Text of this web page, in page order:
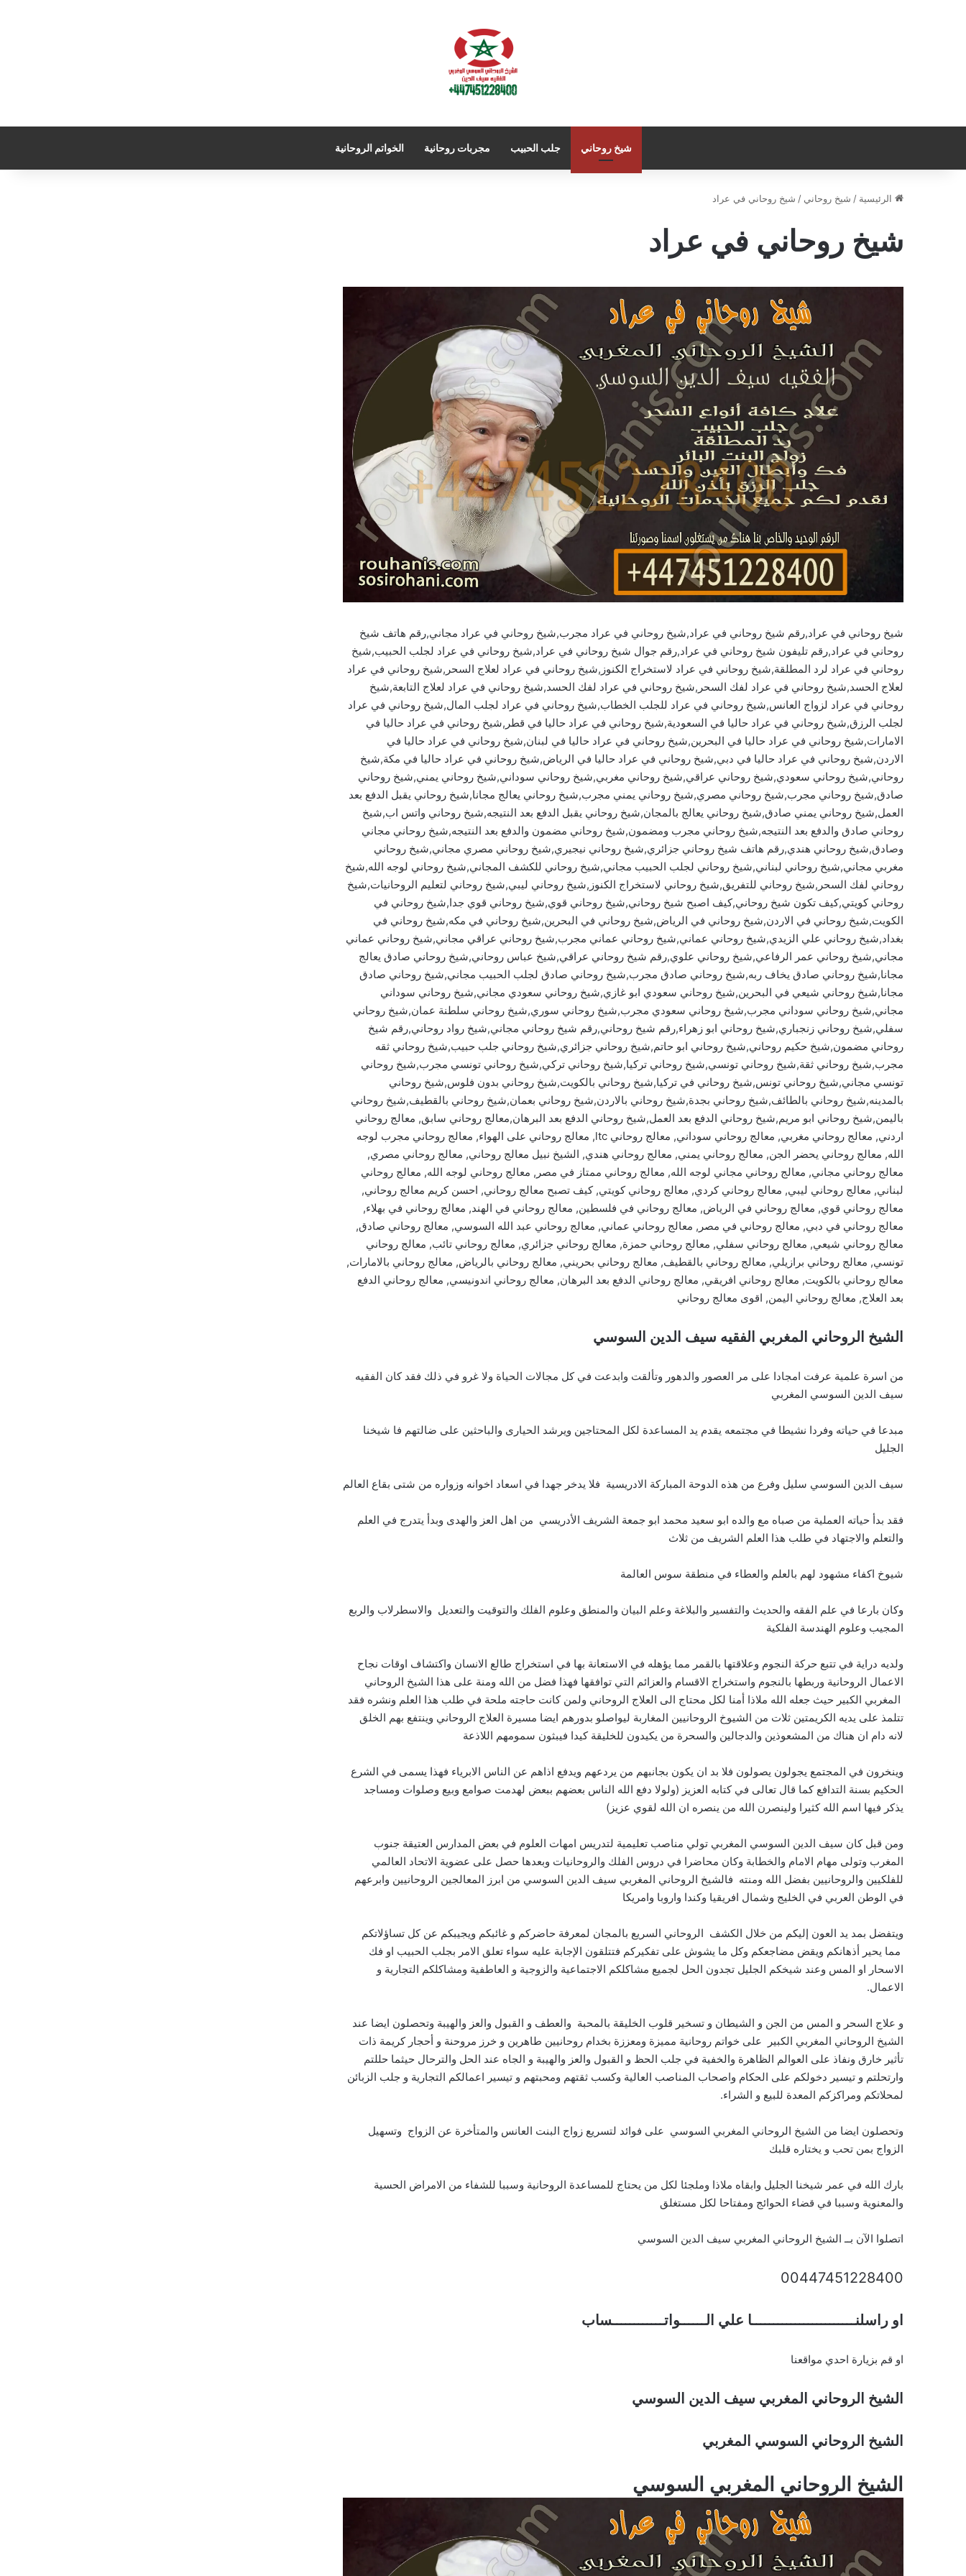
شيخ روحاني جلب الحبيب مجربات روحانية الخواتم الروحانية
الرئيسية / شيخ روحاني / شيخ روحاني في عراد
شيخ روحاني في عراد
شيخ روحاني في عراد,رقم شيخ روحاني في عراد,شيخ روحاني في عراد مجرب,شيخ روحاني في عراد مجاني,رقم هاتف شيخ
روحاني في عراد,رقم تليفون شيخ روحاني في عراد,رقم جوال شيخ روحاني في عراد,شيخ روحاني في عراد لجلب الحبيب,شيخ
روحاني في عراد لرد المطلقة,شيخ روحاني في عراد لاستخراج الكنوز,شيخ روحاني في عراد لعلاج السحر,شيخ روحاني في عراد
لعلاج الحسد,شيخ روحاني في عراد لفك السحر,شيخ روحاني في عراد لفك الحسد,شيخ روحاني في عراد لعلاج التابعة,شيخ
روحاني في عراد لزواج العانس,شيخ روحاني في عراد للجلب الخطاب,شيخ روحاني في عراد لجلب المال,شيخ روحاني في عراد
لجلب الرزق,شيخ روحاني في عراد حاليا في السعودية,شيخ روحاني في عراد حاليا في قطر,شيخ روحاني في عراد حاليا في
الامارات,شيخ روحاني في عراد حاليا في البحرين,شيخ روحاني في عراد حاليا في لبنان,شيخ روحاني في عراد حاليا في
الاردن,شيخ روحاني في عراد حاليا في دبي,شيخ روحاني في عراد حاليا في الرياض,شيخ روحاني في عراد حاليا في مكة,شيخ
روحاني,شيخ روحاني سعودي,شيخ روحاني عراقي,شيخ روحاني مغربي,شيخ روحاني سوداني,شيخ روحاني يمني,شيخ روحاني
صادق,شيخ روحاني مجرب,شيخ روحاني مصري,شيخ روحاني يمني مجرب,شيخ روحاني يعالج مجانا,شيخ روحاني يقبل الدفع بعد
العمل,شيخ روحاني يمني صادق,شيخ روحاني يعالج بالمجان,شيخ روحاني يقبل الدفع بعد النتيجه,شيخ روحاني واتس اب,شيخ
روحاني صادق والدفع بعد النتيجه,شيخ روحاني مجرب ومضمون,شيخ روحاني مضمون والدفع بعد النتيجه,شيخ روحاني مجاني
وصادق,شيخ روحاني هندي,رقم هاتف شيخ روحاني جزائري,شيخ روحاني نيجيري,شيخ روحاني مصري مجاني,شيخ روحاني
مغربي مجاني,شيخ روحاني لبناني,شيخ روحاني لجلب الحبيب مجاني,شيخ روحاني للكشف المجاني,شيخ روحاني لوجه الله,شيخ
روحاني لفك السحر,شيخ روحاني للتفريق,شيخ روحاني لاستخراج الكنوز,شيخ روحاني ليبي,شيخ روحاني لتعليم الروحانيات,شيخ
روحاني كويتي,كيف تكون شيخ روحاني,كيف اصبح شيخ روحاني,شيخ روحاني قوي,شيخ روحاني قوي جدا,شيخ روحاني في
الكويت,شيخ روحاني في الاردن,شيخ روحاني في الرياض,شيخ روحاني في البحرين,شيخ روحاني في مكه,شيخ روحاني في
بغداد,شيخ روحاني علي الزيدي,شيخ روحاني عماني,شيخ روحاني عماني مجرب,شيخ روحاني عراقي مجاني,شيخ روحاني عماني
مجاني,شيخ روحاني عمر الرفاعي,شيخ روحاني علوي,رقم شيخ روحاني عراقي,شيخ عباس روحاني,شيخ روحاني صادق يعالج
مجانا,شيخ روحاني صادق يخاف ربه,شيخ روحاني صادق مجرب,شيخ روحاني صادق لجلب الحبيب مجاني,شيخ روحاني صادق
مجانا,شيخ روحاني شيعي في البحرين,شيخ روحاني سعودي ابو غازي,شيخ روحاني سعودي مجاني,شيخ روحاني سوداني
مجاني,شيخ روحاني سوداني مجرب,شيخ روحاني سعودي مجرب,شيخ روحاني سوري,شيخ روحاني سلطنة عمان,شيخ روحاني
سفلي,شيخ روحاني زنجباري,شيخ روحاني ابو زهراء,رقم شيخ روحاني,رقم شيخ روحاني مجاني,شيخ رواد روحاني,رقم شيخ
روحاني مضمون,شيخ حكيم روحاني,شيخ روحاني ابو حاتم,شيخ روحاني جزائري,شيخ روحاني جلب حبيب,شيخ روحاني ثقه
مجرب,شيخ روحاني ثقة,شيخ روحاني تونسي,شيخ روحاني تركيا,شيخ روحاني تركي,شيخ روحاني تونسي مجرب,شيخ روحاني
تونسي مجاني,شيخ روحاني تونس,شيخ روحاني في تركيا,شيخ روحاني بالكويت,شيخ روحاني بدون فلوس,شيخ روحاني
بالمدينه,شيخ روحاني بالطائف,شيخ روحاني بجدة,شيخ روحاني بالاردن,شيخ روحاني بعمان,شيخ روحاني بالقطيف,شيخ روحاني
باليمن,شيخ روحاني ابو مريم,شيخ روحاني الدفع بعد العمل,شيخ روحاني الدفع بعد البرهان,معالج روحاني سابق, معالج روحاني
اردني, معالج روحاني مغربي, معالج روحاني سوداني, معالج روحاني ltc, معالج روحاني على الهواء, معالج روحاني مجرب لوجه
الله, معالج روحاني يحضر الجن, معالج روحاني يمني, معالج روحاني هندي, الشيخ نبيل معالج روحاني, معالج روحاني مصري,
معالج روحاني مجاني, معالج روحاني مجاني لوجه الله, معالج روحاني ممتاز في مصر, معالج روحاني لوجه الله, معالج روحاني
لبناني, معالج روحاني ليبي, معالج روحاني كردي, معالج روحاني كويتي, كيف تصبح معالج روحاني, احسن كريم معالج روحاني,
معالج روحاني قوي, معالج روحاني في الرياض, معالج روحاني في فلسطين, معالج روحاني في الهند, معالج روحاني في بهلاء,
معالج روحاني في دبي, معالج روحاني في مصر, معالج روحاني عماني, معالج روحاني عبد الله السوسي, معالج روحاني صادق,
معالج روحاني شيعي, معالج روحاني سفلي, معالج روحاني حمزة, معالج روحاني جزائري, معالج روحاني تائب, معالج روحاني
تونسي, معالج روحاني برازيلي, معالج روحاني بالقطيف, معالج روحاني بحريني, معالج روحاني بالرياض, معالج روحاني بالامارات,
معالج روحاني بالكويت, معالج روحاني افريقي, معالج روحاني الدفع بعد البرهان, معالج روحاني اندونيسي, معالج روحاني الدفع
بعد العلاج, معالج روحاني اليمن, اقوى معالج روحاني
الشيخ الروحاني المغربي الفقيه سيف الدين السوسي
من اسرة علمية عرفت امجادا على مر العصور والدهور وتألقت وابدعت في كل مجالات الحياة ولا غرو في ذلك فقد كان الفقيه
سيف الدين السوسي المغربي
مبدعا في حياته وفردا نشيطا في مجتمعه يقدم يد المساعدة لكل المحتاجين ويرشد الحيارى والباحثين على ضالتهم فا شيخنا
الجليل
سيف الدين السوسي سليل وفرع من هذه الدوحة المباركة الادريسية فلا يدخر جهدا في اسعاد اخوانه وزواره من شتى بقاع العالم
فقد بدأ حياته العملية من صباه مع والده ابو سعيد محمد ابو جمعة الشريف الأدريسي من اهل العز والهدى وبدأ يتدرج في العلم
والتعلم والاجتهاد في طلب هذا العلم الشريف من ثلاث
شيوخ اكفاء مشهود لهم بالعلم والعطاء في منطقة سوس العالمة
وكان بارعا في علم الفقه والحديث والتفسير والبلاغة وعلم البيان والمنطق وعلوم الفلك والتوقيت والتعديل والاسطرلاب والربع
المجيب وعلوم الهندسة الفلكية
ولديه دراية في تتبع حركة النجوم وعلاقتها بالقمر مما يؤهله في الاستعانة بها في استخراج طالع الانسان واكتشاف اوقات نجاح
الاعمال الروحانية وربطها بالنجوم واستخراج الاقسام والعزائم التي توافقها فهذا فضل من الله ومنة على هذا الشيخ الروحاني
المغربي الكبير حيث جعله الله ملاذا أمنا لكل محتاج الى العلاج الروحاني ولمن كانت حاجته ملحة في طلب هذا العلم ونشره فقد
تتلمذ على يديه الكريمتين ثلات من الشيوخ الروحانيين المغاربة ليواصلو بدورهم ايضا مسيرة العلاج الروحاني وينتفع بهم الخلق
لانه دام ان هناك من المشعوذين والدجالين والسحرة من يكيدون للخليقة كيدا فيبثون سمومهم اللاذعة
وينخرون في المجتمع يجولون يصولون فلا بد ان يكون بجانبهم من يردعهم ويدفع اذاهم عن الناس الابرياء فهذا يسمى في الشرع
الحكيم بسنة التدافع كما قال تعالى في كتابه العزيز (ولولا دفع الله الناس بعضهم ببعض لهدمت صوامع وبيع وصلوات ومساجد
يذكر فيها اسم الله كثيرا ولينصرن الله من ينصره ان الله لقوي عزيز)
ومن قبل كان سيف الدين السوسي المغربي تولي مناصب تعليمية لتدريس امهات العلوم في بعض المدارس العتيقة جنوب
المغرب وتولى مهام الامام والخطابة وكان محاضرا في دروس الفلك والروحانيات وبعدها حصل على عضوية الاتحاد العالمي
للفلكيين والروحانيين بفضل الله ومنته فالشيخ الروحاني المغربي سيف الدين السوسي من ابرز المعالجين الروحانيين وابرعهم
في الوطن العربي في الخليج وشمال افريقيا وكندا واروبا وامريكا
ويتفضل بمد يد العون إليكم من خلال الكشف الروحاني السريع بالمجان لمعرفة حاضركم و غائبكم ويجيبكم عن كل تساؤلاتكم
مما يحير أذهانكم ويقض مضاجعكم وكل ما يشوش على تفكيركم فتتلقون الإجابة عليه سواء تعلق الامر بجلب الحبيب او فك
الاسحار او المس وعند شيخكم الجليل تجدون الحل لجميع مشاكلكم الاجتماعية والزوجية و العاطفية ومشاكلكم التجارية و
الاعمال.
و علاج السحر و المس من الجن و الشيطان و تسخير قلوب الخليقة بالمحبة والعطف و القبول والعز والهيبة وتحصلون ايضا عند
الشيخ الروحاني المغربي الكبير على خواتم روحانية مميزة ومعززة بخدام روحانيين طاهرين و خرز مروحنة و أحجار كريمة ذات
تأثير خارق ونفاذ على العوالم الظاهرة والخفية في جلب الحظ و القبول والعز والهيبة و الجاه عند الحل والترحال حيثما حللتم
وارتحلتم و تيسير دخولكم على الحكام واصحاب المناصب العالية وكسب ثقتهم ومحبتهم و تيسير اعمالكم التجارية و جلب الزبائن
لمحلاتكم ومراكزكم المعدة للبيع و الشراء.
وتحصلون ايضا من الشيخ الروحاني المغربي السوسي على فوائد لتسريع زواج البنت العانس والمتأخرة عن الزواج وتسهيل
الزواج بمن تحب و يختاره قلبك
بارك الله في عمر شيخنا الجليل وابقاه ملاذا وملجئا لكل من يحتاج للمساعدة الروحانية وسببا للشفاء من الامراض الحسية
والمعنوية وسببا في قضاء الحوائج ومفتاحا لكل مستغلق
اتصلوا الآن بــ الشيخ الروحاني المغربي سيف الدين السوسي
00447451228400
او راسلنــــــــــــــــــــــــا علي الــــــواتــــــــــــساب
او قم بزيارة احدي مواقعنا
الشيخ الروحاني المغربي سيف الدين السوسي
الشيخ الروحاني السوسي المغربي
الشيخ الروحاني المغربي السوسي